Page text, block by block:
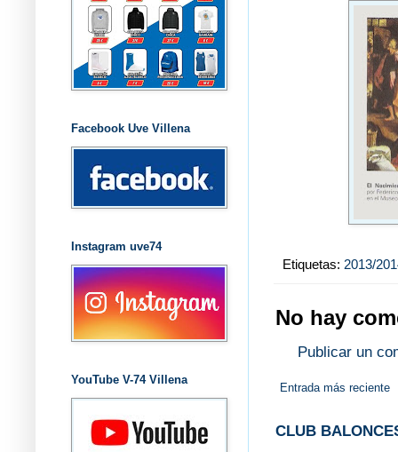
Etiquetas: 2013/
No hay
Publicar un
Entrada más reciente
CLUB
Facebook Uve Villena
Instagram uve74
YouTube V-74 Villena